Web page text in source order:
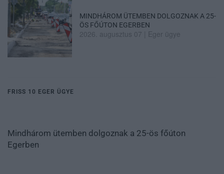
MINDHÁROM ÜTEMBEN DOLGOZNAK A 25-
ÖS FŐÚTON EGERBEN
2026. augusztus 07 Eger ügye
FRISS 10 EGER ÜGYE
Mindhárom ütemben dolgoznak a 25-ös főúton
Egerben